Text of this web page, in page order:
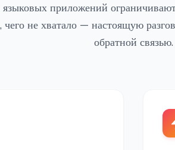
приложений
чего не хватало — настоящую
обратной связью.